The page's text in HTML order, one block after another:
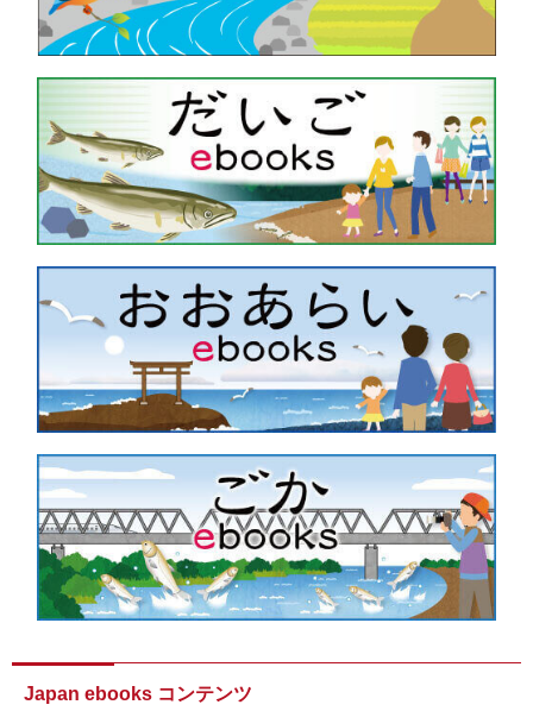
Japan ebooks コンテンツ